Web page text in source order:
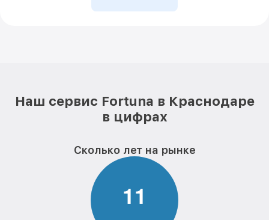
Наш сервис Fortuna в Краснодаре
в цифрах
Сколько лет на рынке
11